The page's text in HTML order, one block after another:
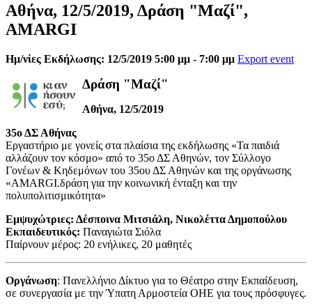
Αθήνα, 12/5/2019, Δράση "Μαζί",
AMARGI
Ημ/νίες Εκδήλωσης: 12/5/2019 5:00 μμ - 7:00 μμ Export event
Δράση "Μαζί"
Αθήνα, 12/5/2019
35ο ΔΣ Αθήνας
Εργαστήριο με γονείς στα πλαίσια της εκδήλωσης «Τα παιδιά
αλλάζουν τον κόσμο» από το 35ο ΔΣ Αθηνών, τον Σύλλογο
Γονέων & Κηδεμόνων του 35ου ΔΣ Αθηνών και της οργάνωσης
«AMARGI.δράση για την κοινωνική ένταξη και την
πολυπολιτισμικότητα»
Εμψυχώτριες: Δέσποινα Μιτσιάλη, Νικολέττα Δημοπούλου
Εκπαιδευτικός: Παναγιώτα Σιόλα
Παίρνουν μέρος: 20 ενήλικες, 20 μαθητές
Οργάνωση: Πανελλήνιο Δίκτυο για το Θέατρο στην Εκπαίδευση,
σε συνεργασία με την Ύπατη Αρμοστεία ΟΗΕ για τους πρόσφυγες.